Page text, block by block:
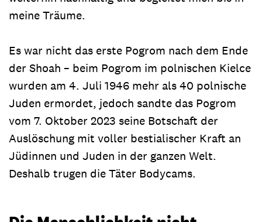
meine Träume.
Es war nicht das erste Pogrom nach dem Ende
der Shoah – beim Pogrom im polnischen Kielce
wurden am 4. Juli 1946 mehr als 40 polnische
Juden ermordet, jedoch sandte das Pogrom
vom 7. Oktober 2023 seine Botschaft der
Auslöschung mit voller bestialischer Kraft an
Jüdinnen und Juden in der ganzen Welt.
Deshalb trugen die Täter Bodycams.